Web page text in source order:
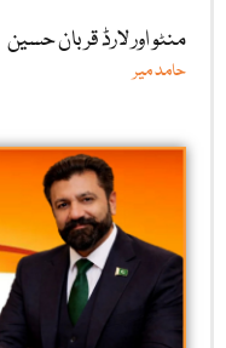
منٹو اور لارڈ قربان حسین
حامد میر